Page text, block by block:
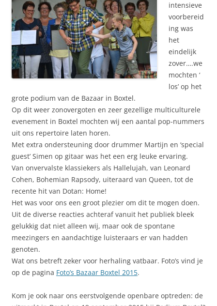
intensieve
voorbereid
ing was
het
eindelijk
zover….we
mochten ‘
los’ op het
grote podium van de Bazaar in Boxtel.
Op dit weer zonovergoten en zeer gezellige multiculturele
evenement in Boxtel mochten wij een aantal pop-nummers
uit ons repertoire laten horen.
Met extra ondersteuning door drummer Martijn en ‘special
guest’ Simen op gitaar was het een erg leuke ervaring.
Van onvervalste klassiekers als Hallelujah, van Leonard
Cohen, Bohemian Rapsody, uiteraard van Queen, tot de
recente hit van Dotan: Home!
Het was voor ons een groot plezier om dit te mogen doen.
Uit de diverse reacties achteraf vanuit het publiek bleek
gelukkig dat niet alleen wij, maar ook de spontane
meezingers en aandachtige luisteraars er van hadden
genoten.
Wat ons betreft zeker voor herhaling vatbaar. Foto’s vind je
op de pagina Foto’s Bazaar Boxtel 2015.
Kom je ook naar ons eerstvolgende openbare optreden: de